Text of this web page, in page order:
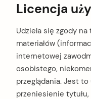
Licencja
Udziela się zgody
materiałów
internetowej
osobistego,
przeglądania. Jest
przeniesienie